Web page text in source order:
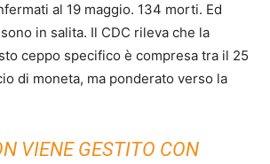
al 19 maggio. 134 morti. Ed
in salita. Il CDC rileva che la
ceppo specifico è compresa tra il 25
di moneta, ma ponderato verso la
VIENE GESTITO CON